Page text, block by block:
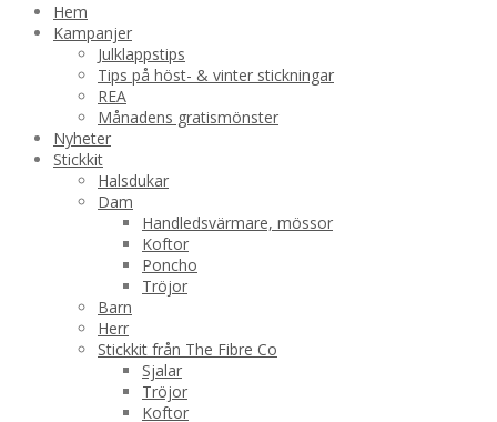
Hem
Kampanjer
Julklappstips
Tips på höst- & vinter stickningar
REA
Månadens gratismönster
Nyheter
Stickkit
Halsdukar
Dam
Handledsvärmare, mössor
Koftor
Poncho
Tröjor
Barn
Herr
Stickkit från The Fibre Co
Sjalar
Tröjor
Koftor